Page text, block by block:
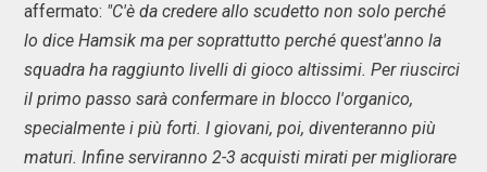
affermato: "C'è da credere allo scudetto non solo perché
lo dice Hamsik ma per soprattutto perché quest'anno la
squadra ha raggiunto livelli di gioco altissimi. Per riuscirci
il primo passo sarà confermare in blocco l'organico,
specialmente i più forti. I giovani, poi, diventeranno più
maturi. Infine serviranno 2-3 acquisti mirati per migliorare